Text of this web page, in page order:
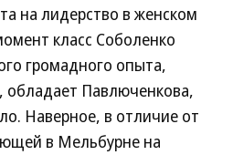
на лидерство в женском
класс Соболенко
громадного опыта,
обладает Павлюченкова,
Наверное, в отличие от
в Мельбурне на